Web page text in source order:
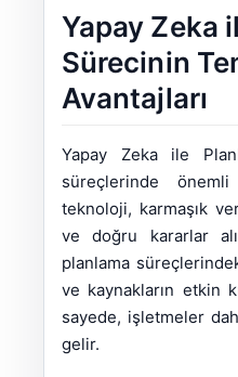
Yapay Zeka
Sürecinin
Avantajları
Yapay Zeka ile
süreçlerinde
teknoloji, karmaşık
ve doğru kararlar
planlama
ve kaynakların etkin
sayede, işletmeler
gelir.